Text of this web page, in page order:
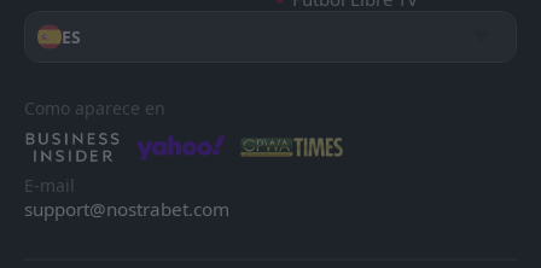
ES
Como aparece en
E-mail
support@nostrabet.com